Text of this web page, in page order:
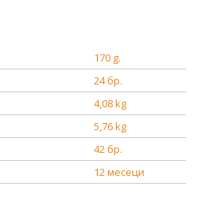
170 g.
24 бр.
4,08 kg
5,76 kg
42 бр.
12 месеци